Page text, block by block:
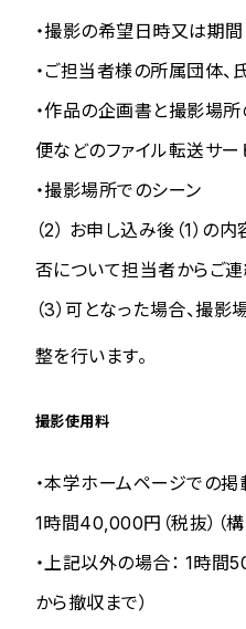
・撮影の希望日時又は期間
・ご担当者様の所属団体、
・作品の企画書と撮影場所
便などのファイル転送サー
・撮影場所でのシーン
（2） お申し込み後（1）の
否について担当者からご連
（3）可となった場合、撮
整を行います。
撮影使用料
・本学ホームページでの掲
1時間40,000円（税抜）（
・上記以外の場合： 1時間
から撤収まで）